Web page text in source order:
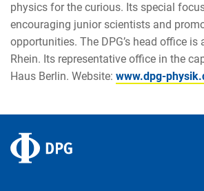
physics for the curious. Its special
encouraging junior scientists and
opportunities. The DPG’s head office is
Rhein. Its representative office in the
Haus Berlin. Website: www.dpg-